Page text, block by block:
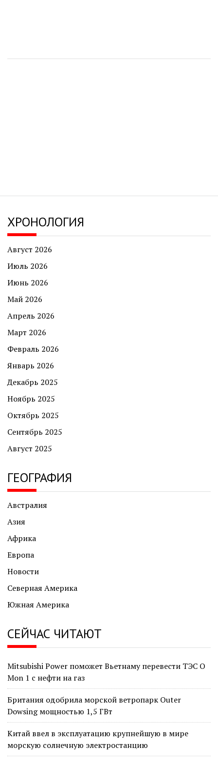
ХРОНОЛОГИЯ
Август 2026
Июль 2026
Июнь 2026
Май 2026
Апрель 2026
Март 2026
Февраль 2026
Январь 2026
Декабрь 2025
Ноябрь 2025
Октябрь 2025
Сентябрь 2025
Август 2025
ГЕОГРАФИЯ
Австралия
Азия
Африка
Европа
Новости
Северная Америка
Южная Америка
СЕЙЧАС ЧИТАЮТ
Mitsubishi Power поможет Вьетнаму перевести ТЭС O
Mon 1 с нефти на газ
Британия одобрила морской ветропарк Outer
Dowsing мощностью 1,5 ГВт
Китай ввел в эксплуатацию крупнейшую в мире
морскую солнечную электростанцию